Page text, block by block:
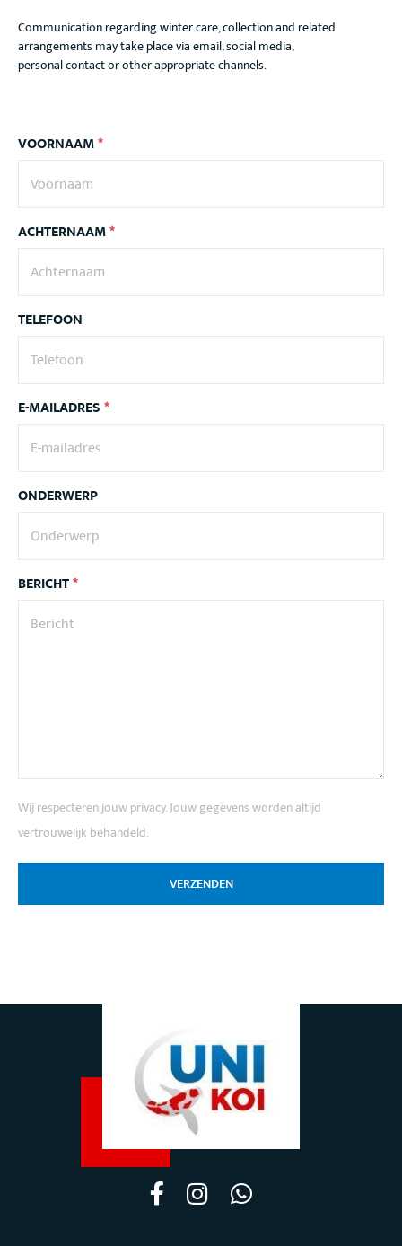
Communication regarding winter care, collection and related
arrangements may take place via email, social media,
personal contact or other appropriate channels.
VOORNAAM*
ACHTERNAAM*
TELEFOON
E-MAILADRES*
ONDERWERP
BERICHT*
Wij respecteren jouw privacy. Jouw gegevens worden altijd
vertrouwelijk behandeld.
VERZENDEN